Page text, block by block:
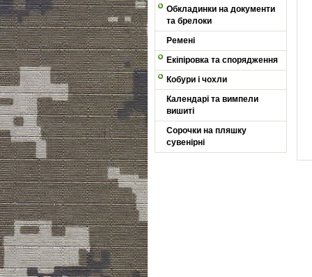
Обкладинки на документи
та брелоки
Ремені
Екіпіровка та спорядження
Кобури і чохли
Календарі та вимпели
вишиті
Сорочки на пляшку
сувенірні